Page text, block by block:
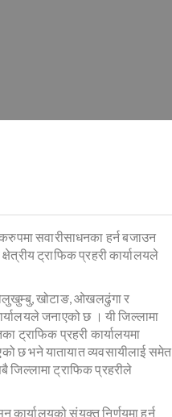
सवारीसाधनका हर्न बजाउन
ट्राफिक प्रहरी कार्यालयले
खोटाङ, ओखलढुंगा र
जनाएको छ । यी जिल्लामा
ट्राफिक प्रहरी कार्यालयमा
छ भने यातायात व्यवसायीलाई समेत
जिल्लामा ट्राफिक प्रहरीले
कार्यालयको संयुक्त निर्णयमा हर्न